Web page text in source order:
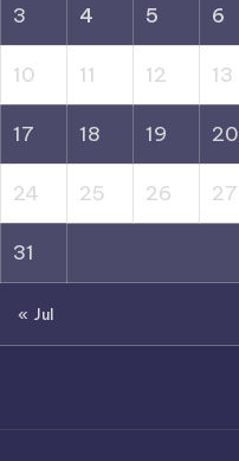
3 4 5 6
10 11 12 13
17 18 19 20
24 25 26 27
31
« Jul